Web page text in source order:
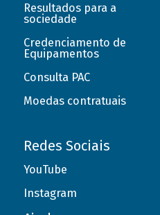
Resultados para a
sociedade
Credenciamento de
Equipamentos
Consulta PAC
Moedas contratuais
Redes Sociais
YouTube
Instagram